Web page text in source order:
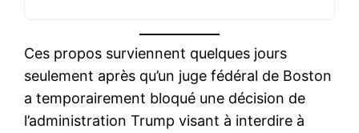
Ces propos surviennent quelques jours
seulement après qu’un juge fédéral de Boston
a temporairement bloqué une décision de
l’administration Trump visant à interdire à